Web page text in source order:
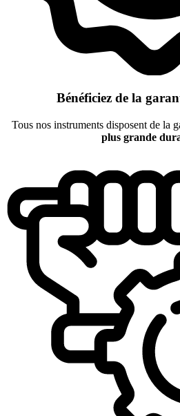
Bénéficiez de la
Tous nos instruments disposent de la
plus grande